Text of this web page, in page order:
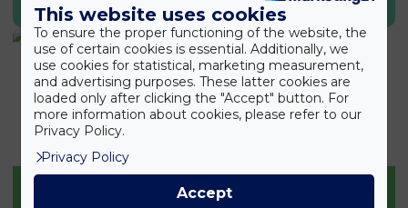
KERTI TERMÉKEK
This website uses cookies
To ensure the proper functioning of the website, the
use of certain cookies is essential. Additionally, we
use cookies for statistical, marketing measurement,
and advertising purposes. These latter cookies are
loaded only after clicking the "Accept" button. For
more information about cookies, please refer to our
Privacy Policy.
Privacy Policy
Accept